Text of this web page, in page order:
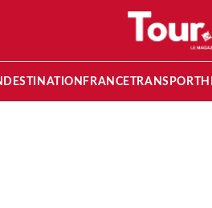
DESTINATION FRANCETRANSPORT